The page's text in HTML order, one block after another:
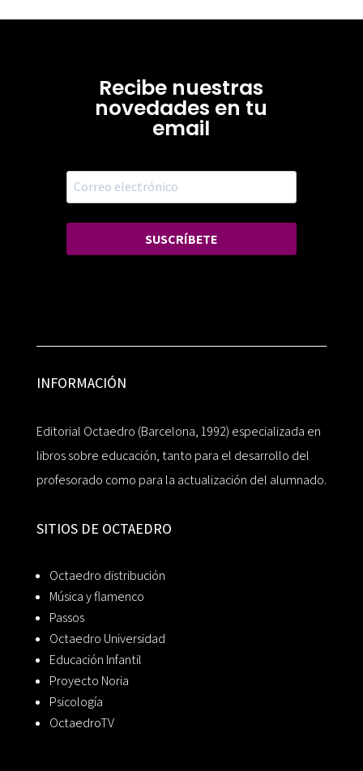
Recibe nuestras
novedades en tu
email
SUSCRÍBETE
INFORMACIÓN
Editorial Octaedro (Barcelona, 1992) especializada en
libros sobre educación, tanto para el desarrollo del
profesorado como para la actualización del alumnado.
SITIOS DE OCTAEDRO
Octaedro distribución
Música y flamenco
Passos
Octaedro Universidad
Educación Infantil
Proyecto Noria
Psicología
OctaedroTV